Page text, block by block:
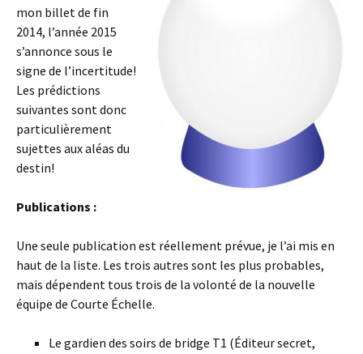
mon billet de fin
2014, l’année 2015
s’annonce sous le
signe de l’incertitude!
Les prédictions
suivantes sont donc
particulièrement
sujettes aux aléas du
destin!
Publications :
Une seule publication est réellement prévue, je l’ai mis en
haut de la liste. Les trois autres sont les plus probables,
mais dépendent tous trois de la volonté de la nouvelle
équipe de Courte Échelle.
Le gardien des soirs de bridge T1 (Éditeur secret,